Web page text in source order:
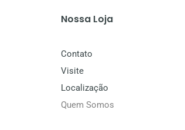
Nossa Loja
Contato
Visite
Localização
Quem Somos